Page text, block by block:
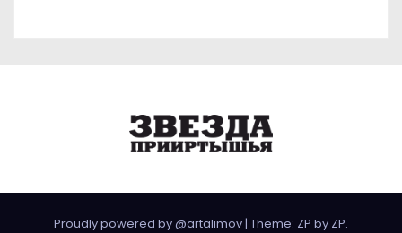
Proudly powered by @artalimov | Theme: ZP by ZP.